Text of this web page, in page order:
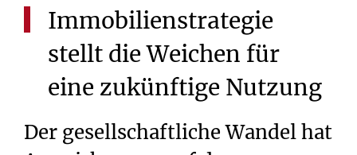
Immobilienstrategie
stellt die Weichen für
eine zukünftige Nutzung
Der gesellschaftliche Wandel hat